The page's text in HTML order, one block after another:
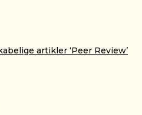
artikler ‘Peer Review’